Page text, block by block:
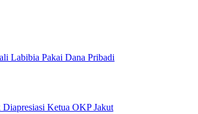
Labibia Pakai Dana Pribadi
Ketua OKP Jakut